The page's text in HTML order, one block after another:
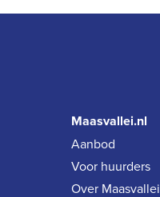
Maasvallei.nl
Aanbod
Voor huurders
Over Maasvallei